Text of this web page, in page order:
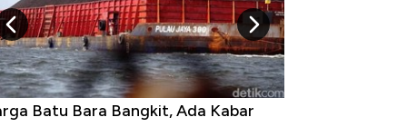
Emas Jatuh Usai Terbang 3 Hari,